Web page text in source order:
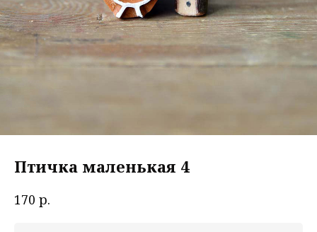
Птичка маленькая 4
170 р.